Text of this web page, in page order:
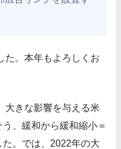
た。本年もよろしくお
大きな影響を与える米
、緩和から緩和縮小＝
。では、2022年の大